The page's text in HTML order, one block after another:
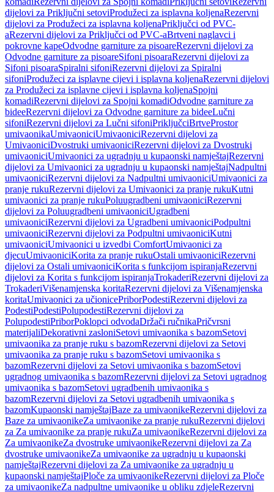
dijelovi za Priključni setoviProdužeci za isplavna koljenaRezervni
dijelovi za Produžeci za isplavna koljenaPriključci od PVC-
aRezervni dijelovi za Priključci od PVC-aBrtveni naglavci i
pokrovne kapeOdvodne garniture za pisoareRezervni dijelovi za
Odvodne garniture za pisoareSifoni pisoaraRezervni dijelovi za
Sifoni pisoaraSpiralni sifoniRezervni dijelovi za Spiralni
sifoniProdužeci za isplavne cijevi i isplavna koljenaRezervni dijelovi
za Produžeci za isplavne cijevi i isplavna koljenaSpojni
komadiRezervni dijelovi za Spojni komadiOdvodne garniture za
bideeRezervni dijelovi za Odvodne garniture za bideeLučni
sifoniRezervni dijelovi za Lučni sifoniPriključciBrtveProstor
umivaonikaUmivaoniciUmivaoniciRezervni dijelovi za
UmivaoniciDvostruki umivaoniciRezervni dijelovi za Dvostruki
umivaoniciUmivaonici za ugradnju u kupaonski namještajRezervni
dijelovi za Umivaonici za ugradnju u kupaonski namještajNadpultni
umivaoniciRezervni dijelovi za Nadpultni umivaoniciUmivaonici za
pranje rukuRezervni dijelovi za Umivaonici za pranje rukuKutni
umivaonici za pranje rukuPoluugradbeni umivaoniciRezervni
dijelovi za Poluugradbeni umivaoniciUgradbeni
umivaoniciRezervni dijelovi za Ugradbeni umivaoniciPodpultni
umivaoniciRezervni dijelovi za Podpultni umivaoniciKutni
umivaoniciUmivaonici u izvedbi ComfortUmivaonici za
djecuUmivaoniciKorita za pranje rukuOstali umivaoniciRezervni
dijelovi za Ostali umivaoniciKorita s funkcijom ispiranjaRezervni
dijelovi za Korita s funkcijom ispiranjaTrokaderiRezervni dijelovi za
TrokaderiVišenamjenska koritaRezervni dijelovi za Višenamjenska
koritaUmivaonici za učionicePriborPodestiRezervni dijelovi za
PodestiPodestiPolupodestiRezervni dijelovi za
PolupodestiPriborPoklopci odvodaDržači ručnikaPričvrsni
materijaliDekorativni zasloniSetovi umivaonika s bazomSetovi
umivaonika za pranje ruku s bazomRezervni dijelovi za Setovi
umivaonika za pranje ruku s bazomSetovi umivaonika s
bazomRezervni dijelovi za Setovi umivaonika s bazomSetovi
ugradnog umivaonika s bazomRezervni dijelovi za Setovi ugradnog
umivaonika s bazomSetovi ugradbenih umivaonika s
bazomRezervni dijelovi za Setovi ugradbenih umivaonika s
bazomKupaonski namještajBaze za umivaonikeRezervni dijelovi za
Baze za umivaonikeZa umivaonike za pranje rukuRezervni dijelovi
za Za umivaonike za pranje rukuZa umivaonikeRezervni dijelovi za
Za umivaonikeZa dvostruke umivaonikeRezervni dijelovi za Za
dvostruke umivaonikeZa umivaonike za ugradnju u kupaonski
namještajRezervni dijelovi za Za umivaonike za ugradnju u
kupaonski namještajPloče za umivaonikeRezervni dijelovi za Ploče
za umivaonikeZa nadpultne umivaonike u obliku zdjeleRezervni